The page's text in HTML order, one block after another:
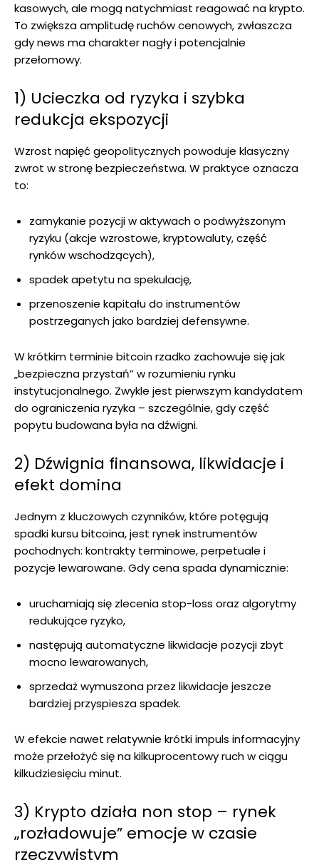
kasowych, ale mogą natychmiast reagować na krypto.
To zwiększa amplitudę ruchów cenowych, zwłaszcza
gdy news ma charakter nagły i potencjalnie
przełomowy.
1) Ucieczka od ryzyka i szybka
redukcja ekspozycji
Wzrost napięć geopolitycznych powoduje klasyczny
zwrot w stronę bezpieczeństwa. W praktyce oznacza
to:
zamykanie pozycji w aktywach o podwyższonym
ryzyku (akcje wzrostowe, kryptowaluty, część
rynków wschodzących),
spadek apetytu na spekulację,
przenoszenie kapitału do instrumentów
postrzeganych jako bardziej defensywne.
W krótkim terminie bitcoin rzadko zachowuje się jak
„bezpieczna przystań” w rozumieniu rynku
instytucjonalnego. Zwykle jest pierwszym kandydatem
do ograniczenia ryzyka – szczególnie, gdy część
popytu budowana była na dźwigni.
2) Dźwignia finansowa, likwidacje i
efekt domina
Jednym z kluczowych czynników, które potęgują
spadki kursu bitcoina, jest rynek instrumentów
pochodnych: kontrakty terminowe, perpetuale i
pozycje lewarowane. Gdy cena spada dynamicznie:
uruchamiają się zlecenia stop-loss oraz algorytmy
redukujące ryzyko,
następują automatyczne likwidacje pozycji zbyt
mocno lewarowanych,
sprzedaż wymuszona przez likwidacje jeszcze
bardziej przyspiesza spadek.
W efekcie nawet relatywnie krótki impuls informacyjny
może przełożyć się na kilkuprocentowy ruch w ciągu
kilkudziesięciu minut.
3) Krypto działa non stop – rynek
„rozładowuje” emocje w czasie
rzeczywistym